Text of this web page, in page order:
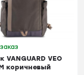
VANGUARD VEO
коричневый